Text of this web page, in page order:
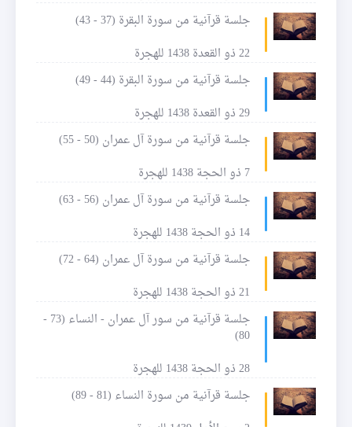
جلسة قرآنية من سورة البقرة (37 - 43)
22 ذو القعدة 1438 للهجرة
جلسة قرآنية من سورة البقرة (44 - 49)
29 ذو القعدة 1438 للهجرة
جلسة قرآنية من سورة آل عمران (50 - 55)
7 ذو الحجة 1438 للهجرة
جلسة قرآنية من سورة آل عمران (56 - 63)
14 ذو الحجة 1438 للهجرة
جلسة قرآنية من سورة آل عمران (64 - 72)
21 ذو الحجة 1438 للهجرة
جلسة قرآنية من سور آل عمران - النساء (73 -
80)
28 ذو الحجة 1438 للهجرة
جلسة قرآنية من سورة النساء (81 - 89)